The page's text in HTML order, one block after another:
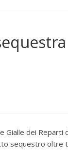
Gialle dei Reparti
sequestro oltre